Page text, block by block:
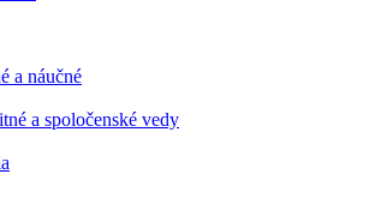
a náučné
a spoločenské vedy